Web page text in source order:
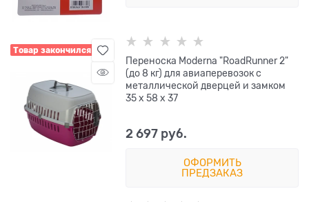
Товар закончился
Переноска Moderna "RoadRunner 2"
(до 8 кг) для авиаперевозок с
металлической дверцей и замком
35 х 58 х 37
2 697 руб.
ОФОРМИТЬ
ПРЕДЗАКАЗ